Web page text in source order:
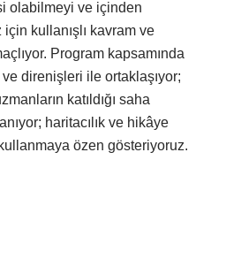
olabilmeyi ve içinden
kullanışlı kavram ve
Program kapsamında
direnişleri ile ortaklaşıyor;
katıldığı saha
haritacılık ve hikâye
özen gösteriyoruz.